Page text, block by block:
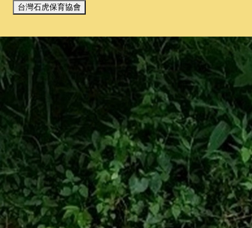
我們使用 cookies 來提升您的瀏覽體驗並分析網站流量。
全部拒絕 接受所有 Cookie
我們使用 cookies 提升瀏覽體驗並分析流量。 隱私權政策
拒絕
台灣石虎保育協會